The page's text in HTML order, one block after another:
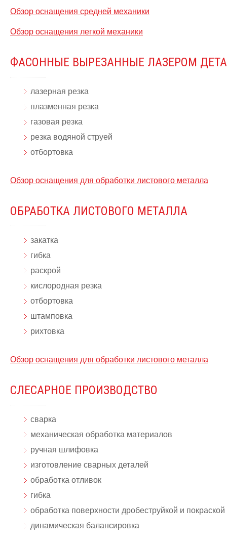
Обзор оснащения средней механики
Обзор оснащения легкой механики
ФАСОННЫЕ ВЫРЕЗАННЫЕ ЛАЗЕРОМ
лазерная резка
плазменная резка
газовая резка
резка водяной струей
отбортовка
Обзор оснащения для обработки листового металла
ОБРАБОТКА ЛИСТОВОГО МЕТАЛЛА
закатка
гибка
раскрой
кислородная резка
отбортовка
штамповка
рихтовка
Обзор оснащения для обработки листового металла
СЛЕСАРНОЕ ПРОИЗВОДСТВО
сварка
механическая обработка материалов
ручная шлифовка
изготовление сварных деталей
обработка отливок
гибка
обработка поверхности дробеструйкой и покраской
динамическая балансировка